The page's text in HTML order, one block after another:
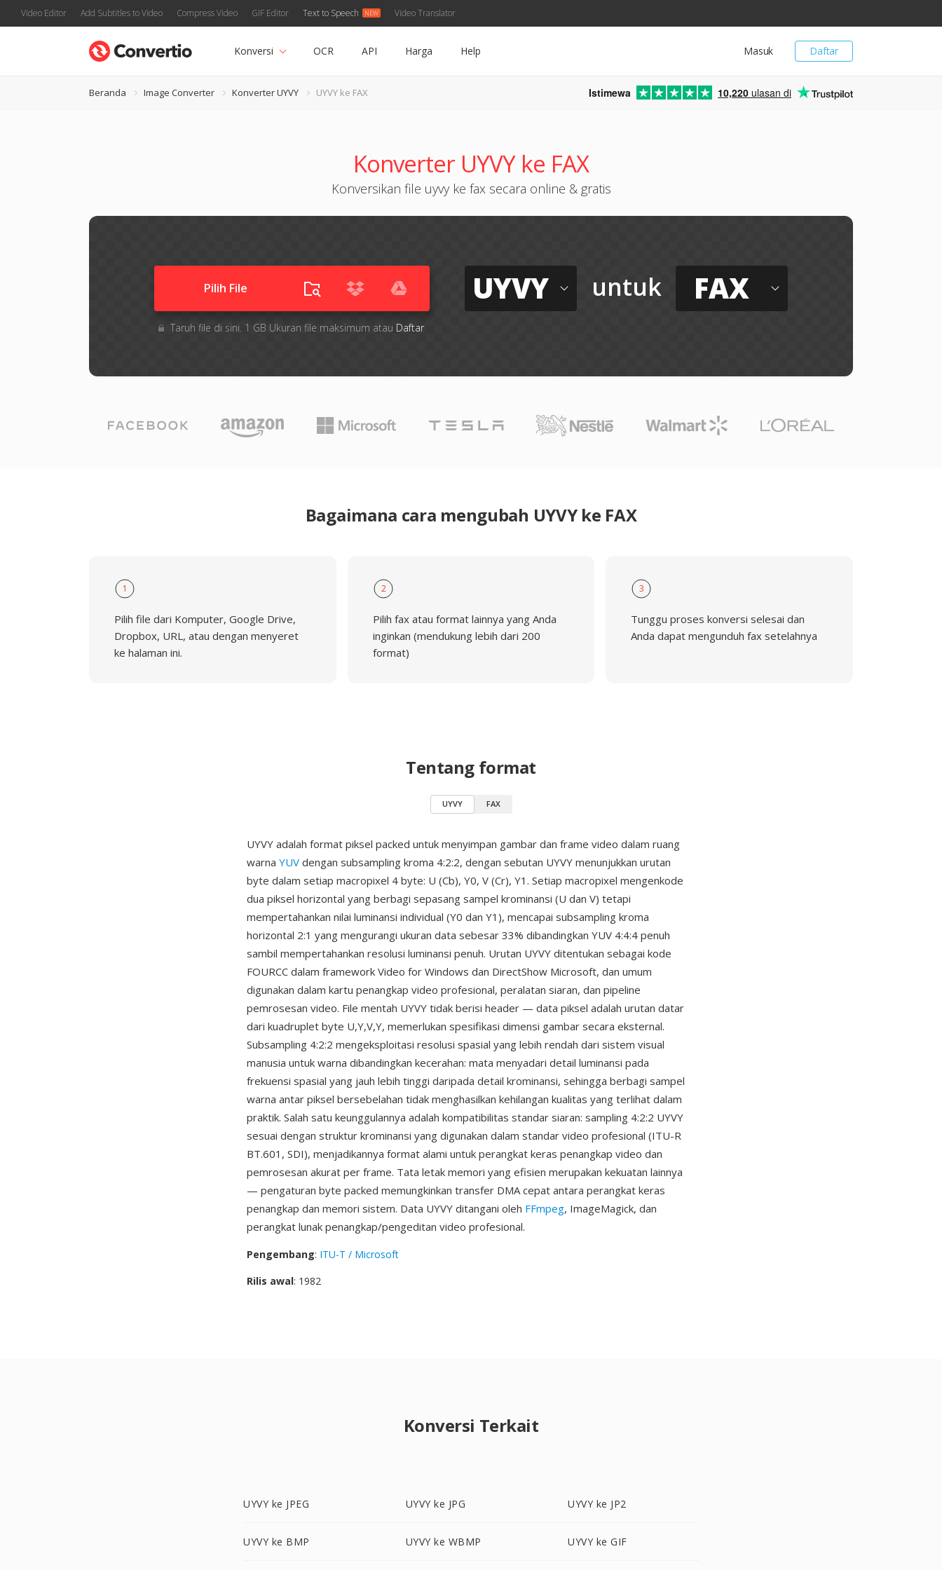
Video Editor Add Subtitles to Video Compress Video GIF Editor Text to Speech Video Translator
Daftar
Masuk
Konversi OCR API Harga Help
Beranda Image Converter Konverter UYVY UYVY ke FAX Istimewa 10,220 ulasan di
Konverter UYVY ke FAX
Konversikan file uyvy ke fax secara online & gratis
Pilih File
Taruh file di sini. 1 GB Ukuran file maksimum atau Daftar
UYVY untuk FAX
Bagaimana cara mengubah UYVY ke FAX
1
Pilih file dari Komputer, Google Drive,
Dropbox, URL, atau dengan menyeret
ke halaman ini.
2
Pilih fax atau format lainnya yang Anda
inginkan (mendukung lebih dari 200
format)
3
Tunggu proses konversi selesai dan
Anda dapat mengunduh fax setelahnya
Tentang format
UYVY FAX
UYVY adalah format piksel packed untuk menyimpan gambar dan frame video dalam ruang
warna YUV dengan subsampling kroma 4:2:2, dengan sebutan UYVY menunjukkan urutan
byte dalam setiap macropixel 4 byte: U (Cb), Y0, V (Cr), Y1. Setiap macropixel mengenkode
dua piksel horizontal yang berbagi sepasang sampel krominansi (U dan V) tetapi
mempertahankan nilai luminansi individual (Y0 dan Y1), mencapai subsampling kroma
horizontal 2:1 yang mengurangi ukuran data sebesar 33% dibandingkan YUV 4:4:4 penuh
sambil mempertahankan resolusi luminansi penuh. Urutan UYVY ditentukan sebagai kode
FOURCC dalam framework Video for Windows dan DirectShow Microsoft, dan umum
digunakan dalam kartu penangkap video profesional, peralatan siaran, dan pipeline
pemrosesan video. File mentah UYVY tidak berisi header — data piksel adalah urutan datar
dari kuadruplet byte U,Y,V,Y, memerlukan spesifikasi dimensi gambar secara eksternal.
Subsampling 4:2:2 mengeksploitasi resolusi spasial yang lebih rendah dari sistem visual
manusia untuk warna dibandingkan kecerahan: mata menyadari detail luminansi pada
frekuensi spasial yang jauh lebih tinggi daripada detail krominansi, sehingga berbagi sampel
warna antar piksel bersebelahan tidak menghasilkan kehilangan kualitas yang terlihat dalam
praktik. Salah satu keunggulannya adalah kompatibilitas standar siaran: sampling 4:2:2 UYVY
sesuai dengan struktur krominansi yang digunakan dalam standar video profesional (ITU-R
BT.601, SDI), menjadikannya format alami untuk perangkat keras penangkap video dan
pemrosesan akurat per frame. Tata letak memori yang efisien merupakan kekuatan lainnya
— pengaturan byte packed memungkinkan transfer DMA cepat antara perangkat keras
penangkap dan memori sistem. Data UYVY ditangani oleh FFmpeg, ImageMagick, dan
perangkat lunak penangkap/pengeditan video profesional.
Pengembang: ITU-T / Microsoft
Rilis awal: 1982
Konversi Terkait
UYVY ke JPEG UYVY ke JPG UYVY ke JP2
UYVY ke BMP UYVY ke WBMP UYVY ke GIF